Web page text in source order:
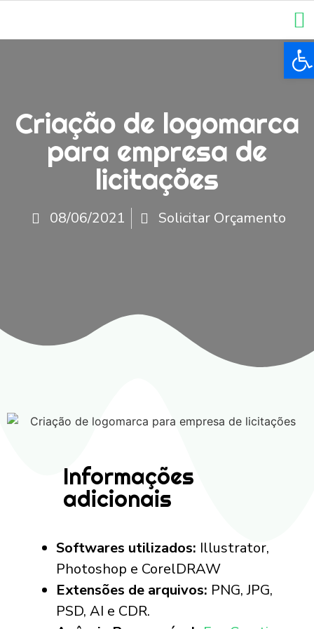
Criação de logomarca
para empresa de
licitações
08/06/2021 Solicitar Orçamento
Informações
adicionais
Softwares utilizados: Illustrator,
Photoshop e CorelDRAW
Extensões de arquivos: PNG, JPG,
PSD, AI e CDR.